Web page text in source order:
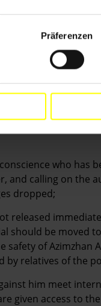
Präferenzen
und seines
und tätlich
Standards der
in der Haft weder
versorgt
who has
and calling on the
dropped;
released
should be moved
of Azimzhan
relatives of the
him meet
given access to